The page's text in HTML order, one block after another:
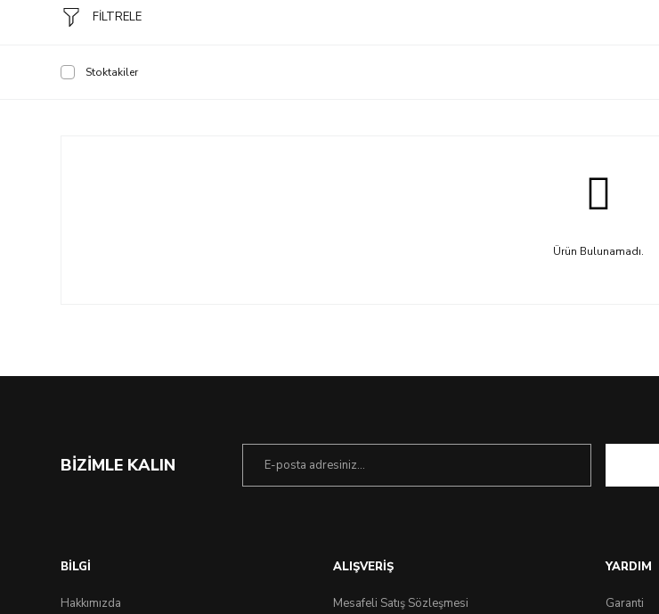
FİLTRELE
Stoktakiler
Ürün Bulunamadı.
BİZİMLE KALIN
BİLGİ
Hakkımızda
ALIŞVERİŞ
Mesafeli Satış Sözleşmesi
YARDIM
Garanti